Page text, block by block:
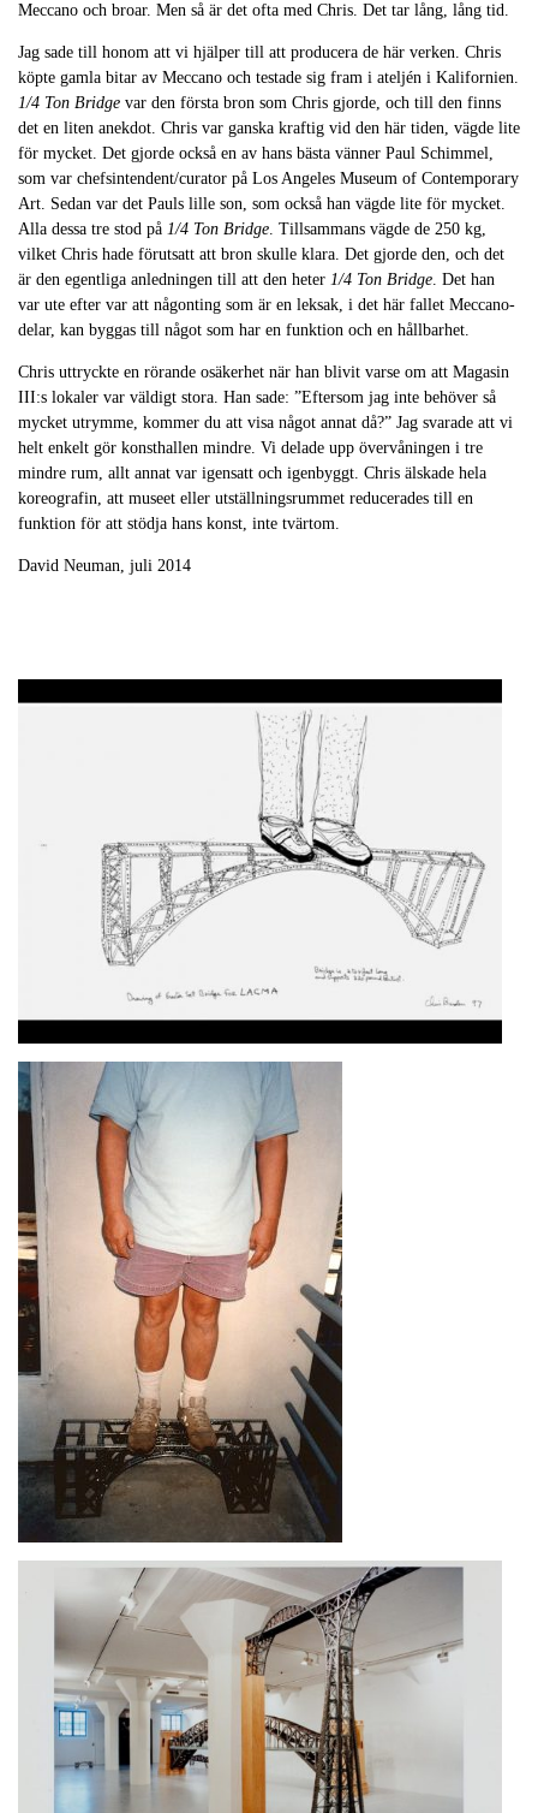
Meccano och broar. Men så är det ofta med Chris. Det tar lång, lång tid.
Jag sade till honom att vi hjälper till att producera de här verken. Chris
köpte gamla bitar av Meccano och testade sig fram i ateljén i Kalifornien.
1/4 Ton Bridge var den första bron som Chris gjorde, och till den finns
det en liten anekdot. Chris var ganska kraftig vid den här tiden, vägde lite
för mycket. Det gjorde också en av hans bästa vänner Paul Schimmel,
som var chefsintendent/curator på Los Angeles Museum of Contemporary
Art. Sedan var det Pauls lille son, som också han vägde lite för mycket.
Alla dessa tre stod på 1/4 Ton Bridge. Tillsammans vägde de 250 kg,
vilket Chris hade förutsatt att bron skulle klara. Det gjorde den, och det
är den egentliga anledningen till att den heter 1/4 Ton Bridge. Det han
var ute efter var att någonting som är en leksak, i det här fallet Meccano-
delar, kan byggas till något som har en funktion och en hållbarhet.
Chris uttryckte en rörande osäkerhet när han blivit varse om att Magasin
III:s lokaler var väldigt stora. Han sade: ”Eftersom jag inte behöver så
mycket utrymme, kommer du att visa något annat då?” Jag svarade att vi
helt enkelt gör konsthallen mindre. Vi delade upp övervåningen i tre
mindre rum, allt annat var igensatt och igenbyggt. Chris älskade hela
koreografin, att museet eller utställningsrummet reducerades till en
funktion för att stödja hans konst, inte tvärtom.
David Neuman, juli 2014